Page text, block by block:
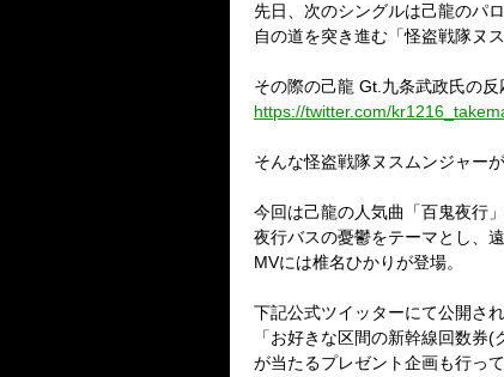
先日、次のシングルは己龍のパ
自の道を突き進む「怪盗戦隊ヌ
その際の己龍 Gt.九条武政氏の反
https://twitter.com/
そんな怪盗戦隊ヌスムンジャー
今回は己龍の人気曲「百鬼夜行
夜行バスの憂鬱をテーマとし、
MVには椎名ひかりが登場。
下記公式ツイッターにて公開さ
「お好きな区間の新幹線回数券(
が当たるプレゼント企画も行って